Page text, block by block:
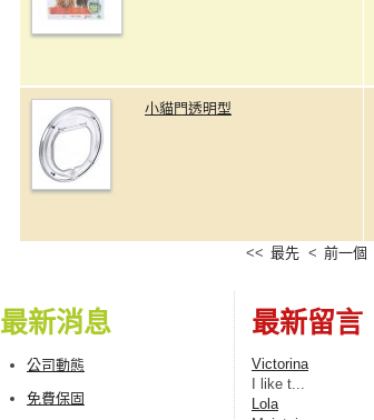
小貓門透明型
<< 最先 < 前一個
最新消息
公司動態
免費保固
最新留言
Victorina
I lіke t...
Lola